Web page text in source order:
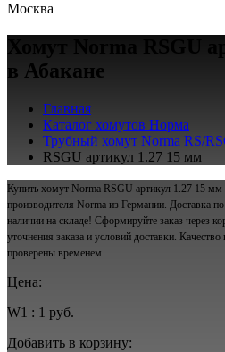
Москва
в Абакане
Главная
Каталог хомутов Норма
Трубный хомут Norma RS/
RSGU артикул 1.27 15 мм
Купить хомут Norma RSGU артикул 1.27 15 мм
производителя Norma из Германии. Доставка
наличии на складе! Сформируйте заказ через
уточнения заказа и условий доставки.
проверены временем.
Цена:
W1 : 1 руб.
Добавить в корзину: